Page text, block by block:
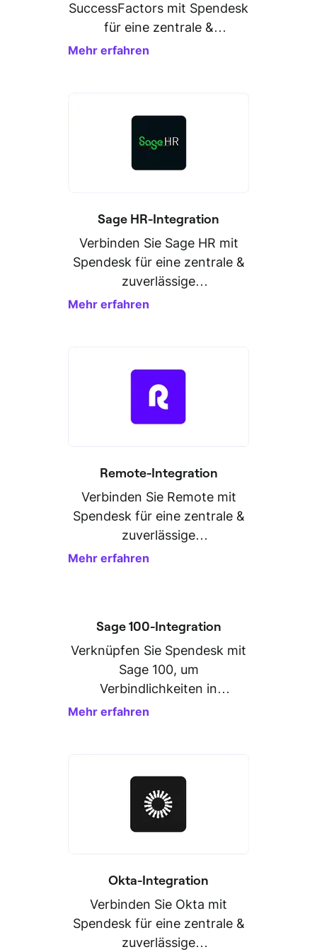
SuccessFactors mit Spendesk
für eine zentrale &
zuverlässige
Mehr erfahren
Sage HR-Integration
Verbinden Sie Sage HR mit
Spendesk für eine zentrale &
zuverlässige
Personaldatenverwaltung.
Mehr erfahren
Remote-Integration
Verbinden Sie Remote mit
Spendesk für eine zentrale &
zuverlässige
Personaldatenverwaltung.
Mehr erfahren
Sage 100-Integration
Verknüpfen Sie Spendesk mit
Sage 100, um
Verbindlichkeiten in
Rekordzeit zu exportieren.
Mehr erfahren
Okta-Integration
Verbinden Sie Okta mit
Spendesk für eine zentrale &
zuverlässige